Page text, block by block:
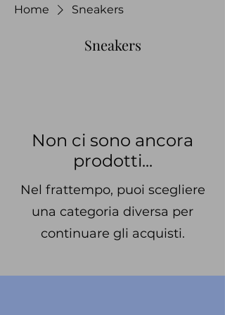
Home Sneakers
Sneakers
Non ci sono ancora
prodotti...
Nel frattempo, puoi scegliere
una categoria diversa per
continuare gli acquisti.